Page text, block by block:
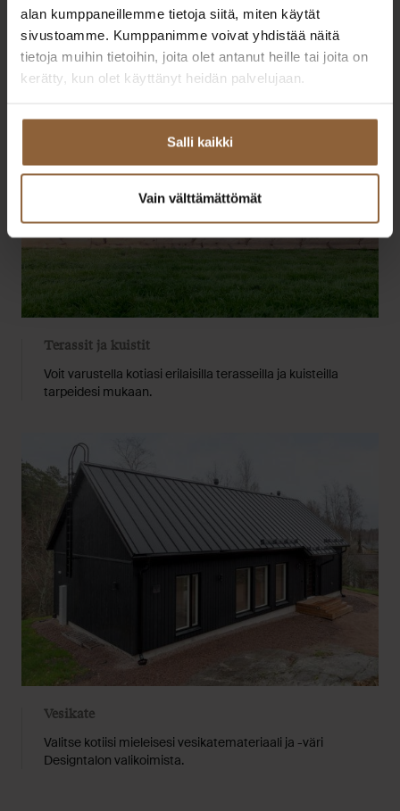
alan kumppaneillemme tietoja siitä, miten käytät
sivustoamme. Kumppanimme voivat yhdistää näitä
tietoja muihin tietoihin, joita olet antanut heille tai joita on
kerätty, kun olet käyttänyt heidän palvelujaan.
Salli kaikki
Vain välttämättömät
Terassit ja kuistit
Voit varustella kotiasi erilaisilla terasseilla ja kuisteilla
tarpeidesi mukaan.
Vesikate
Valitse kotiisi mieleisesi vesikatemateriaali ja -väri
Designtalon valikoimista.